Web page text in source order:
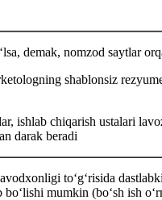
demak, nomzod saytlar
shablonsiz
ishlab chiqarish ustalari
darak beradi
toʻgʻrisida
boʻlishi mumkin (boʻsh ish